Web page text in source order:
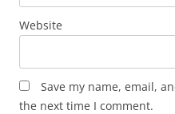
Website
Save my name, email,
the next time I comment.